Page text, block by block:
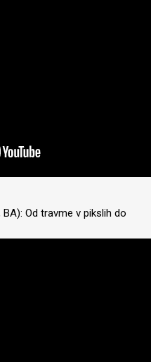
Od travme v pikslih do